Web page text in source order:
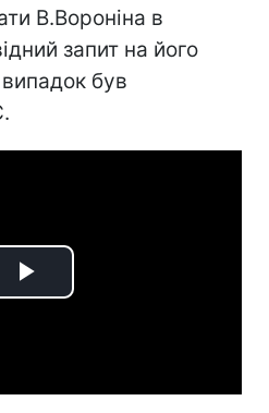
В.Вороніна в
запит на його
був
Play